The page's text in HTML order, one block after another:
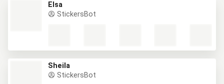
Elsa
StickersBot
Sheila
StickersBot